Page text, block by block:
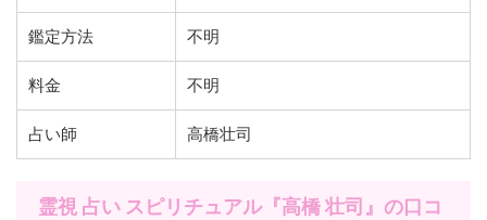
鑑定方法 不明
料金 不明
占い師 高橋壮司
霊視 占い スピリチュアル『高橋 壮司』の口コ